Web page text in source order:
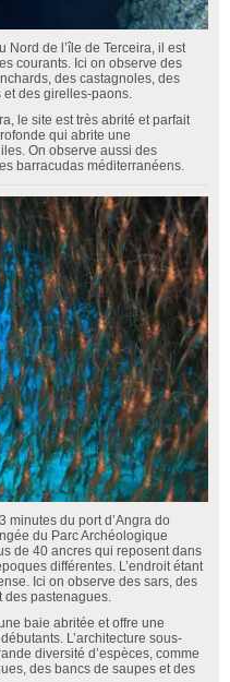
Nord de l’île de Terceira, il est
courants. Ici on observe des
des castagnoles, des
des girelles-paons.
le site est très abrité et parfait
qui abrite une
On observe aussi des
barracudas méditerranéens.
minutes du port d’Angra do
du Parc Archéologique
de 40 ancres qui reposent dans
différentes. L’endroit étant
Ici on observe des sars, des
des pastenagues.
baie abritée et offre une
L’architecture sous-
diversité d’espèces, comme
des bancs de saupes et des